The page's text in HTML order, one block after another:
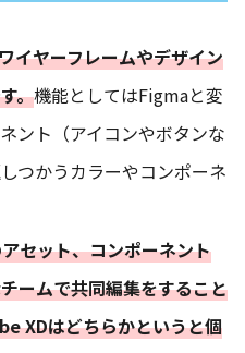
イヤーフレームやデザイン
。機能としてはFigmaと変
ント（アイコンやボタンな
つかうカラーやコンポーネ
セット、コンポーネント
ームで共同編集をすること
XDはどちらかというと個